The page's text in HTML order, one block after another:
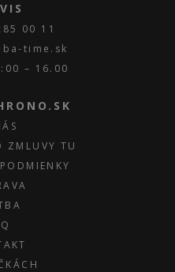
00 11
time.sk
– 16.00
ZMLUVY TU